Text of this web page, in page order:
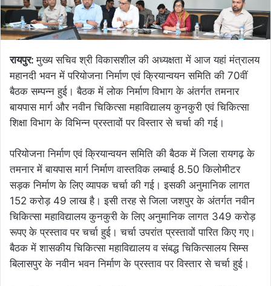
रायपुर:मुख्य सचिव श्री विकासशील की अध्यक्षता में आज यहां मंत्रालय
महानदी भवन में परियोजना निर्माण एवं क्रियान्वयन समिति की 70वीं
बैठक सम्पन्न हुई। बैठक में लोक निर्माण विभाग के अंतर्गत तमनार
बायपास मार्ग और नवीन चिकित्सा महाविद्यालय कुनकुरी एवं चिकित्सा
शिक्षा विभाग के विभिन्न प्रस्तावों पर विस्तार से चर्चा की गई।
परियोजना निर्माण एवं क्रियान्वयन समिति की बैठक में जिला रायगढ़ के
तमनार में बायपास मार्ग निर्माण वास्तविक लम्बाई 8.50 किलोमीटर
सड़क निर्माण के लिए व्यापक चर्चा की गई। इसकी अनुमानिक लागत
152 करोड़ 49 लाख है। इसी तरह से जिला जशपुर के अंतर्गत नवीन
चिकित्सा महाविद्यालय कुनकुरी के लिए अनुमानिक लागत 349 करोड़
रूपए के प्रस्ताव पर चर्चा हुई। चर्चा उपरांत प्रस्तावों पारित किए गए।
बैठक में शासकीय चिकित्सा महाविद्यालय व संबद्ध चिकित्सालय सिम्स
बिलासपुर के नवीन भवन निर्माण के प्रस्ताव पर विस्तार से चर्चा हुई।